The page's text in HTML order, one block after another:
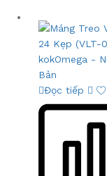
Đọc tiếp